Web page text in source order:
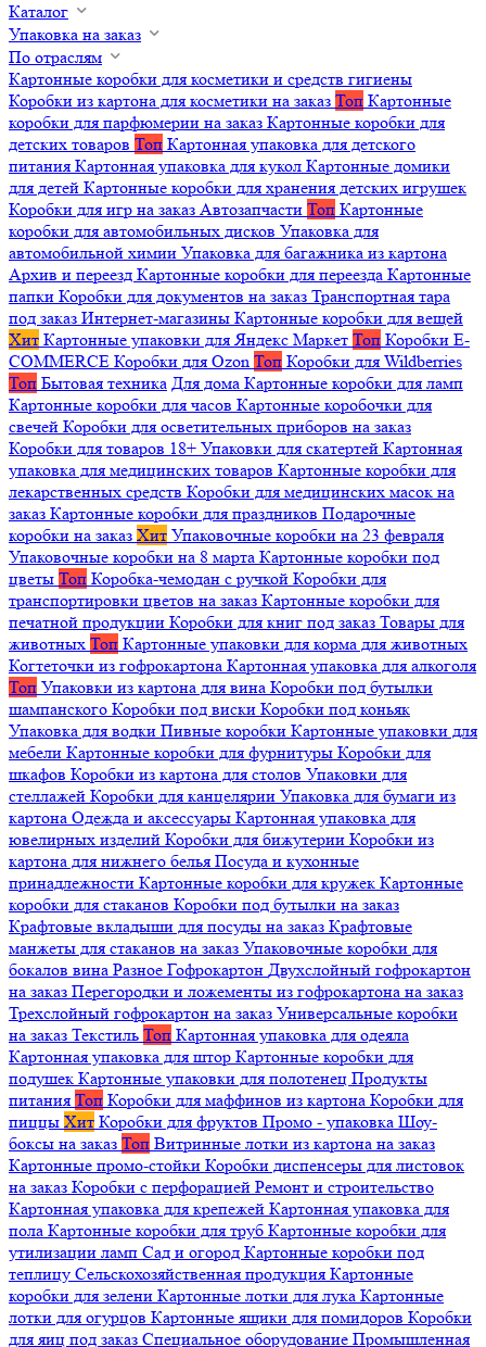
Каталог
Упаковка на заказ
По отраслям
Картонные коробки для косметики и средств гигиены
Коробки из картона для косметики на заказ Топ Картонные
коробки для парфюмерии на заказ Картонные коробки для
детских товаров Топ Картонная упаковка для детского
питания Картонная упаковка для кукол Картонные домики
для детей Картонные коробки для хранения детских игрушек
Коробки для игр на заказ Автозапчасти Топ Картонные
коробки для автомобильных дисков Упаковка для
автомобильной химии Упаковка для багажника из картона
Архив и переезд Картонные коробки для переезда Картонные
папки Коробки для документов на заказ Транспортная тара
под заказ Интернет-магазины Картонные коробки для вещей
Хит Картонные упаковки для Яндекс Маркет Топ Коробки E-
COMMERCE Коробки для Ozon Топ Коробки для Wildberries
Топ Бытовая техника Для дома Картонные коробки для ламп
Картонные коробки для часов Картонные коробочки для
свечей Коробки для осветительных приборов на заказ
Коробки для товаров 18+ Упаковки для скатертей Картонная
упаковка для медицинских товаров Картонные коробки для
лекарственных средств Коробки для медицинских масок на
заказ Картонные коробки для праздников Подарочные
коробки на заказ Хит Упаковочные коробки на 23 февраля
Упаковочные коробки на 8 марта Картонные коробки под
цветы Топ Коробка-чемодан с ручкой Коробки для
транспортировки цветов на заказ Картонные коробки для
печатной продукции Коробки для книг под заказ Товары для
животных Топ Картонные упаковки для корма для животных
Когтеточки из гофрокартона Картонная упаковка для алкоголя
Топ Упаковки из картона для вина Коробки под бутылки
шампанского Коробки под виски Коробки под коньяк
Упаковка для водки Пивные коробки Картонные упаковки для
мебели Картонные коробки для фурнитуры Коробки для
шкафов Коробки из картона для столов Упаковки для
стеллажей Коробки для канцелярии Упаковка для бумаги из
картона Одежда и аксессуары Картонная упаковка для
ювелирных изделий Коробки для бижутерии Коробки из
картона для нижнего белья Посуда и кухонные
принадлежности Картонные коробки для кружек Картонные
коробки для стаканов Коробки под бутылки на заказ
Крафтовые вкладыши для посуды на заказ Крафтовые
манжеты для стаканов на заказ Упаковочные коробки для
бокалов вина Разное Гофрокартон Двухслойный гофрокартон
на заказ Перегородки и ложементы из гофрокартона на заказ
Трехслойный гофрокартон на заказ Универсальные коробки
на заказ Текстиль Топ Картонная упаковка для одеяла
Картонная упаковка для штор Картонные коробки для
подушек Картонные упаковки для полотенец Продукты
питания Топ Коробки для маффинов из картона Коробки для
пиццы Хит Коробки для фруктов Промо - упаковка Шоу-
боксы на заказ Топ Витринные лотки из картона на заказ
Картонные промо-стойки Коробки диспенсеры для листовок
на заказ Коробки с перфорацией Ремонт и строительство
Картонная упаковка для крепежей Картонная упаковка для
пола Картонные коробки для труб Картонные коробки для
утилизации ламп Сад и огород Картонные коробки под
теплицу Сельскохозяйственная продукция Картонные
коробки для зелени Картонные лотки для лука Картонные
лотки для огурцов Картонные ящики для помидоров Коробки
для яиц под заказ Специальное оборудование Промышленная